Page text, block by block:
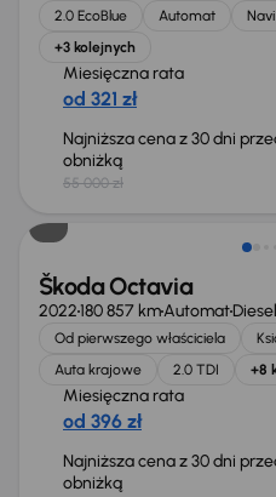
2.0 EcoBlue Automat Navi
+3 kolejnych
Miesięczna rata
od 321 zł
Najniższa cena z 30 dni
obniżką
55 000 zł
Świeżo skupione
Škoda Octavia
2022180 857 kmAutomatDiesel
Od pierwszego właściciela
Auta krajowe
2.0 TDI +8
Miesięczna rata
od 396 zł
Najniższa cena z 30 dni
obniżką